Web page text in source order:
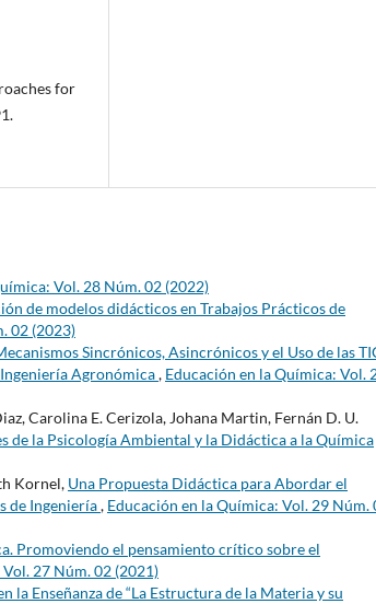
for
Vol. 28 Núm. 02 (2022)
de modelos didácticos en Trabajos Prácticos de
02 (2023)
Sincrónicos, Asincrónicos y el Uso de las
Agronómica, Educación en la Química: Vol.
Carolina E. Cerizola, Johana Martin, Fernán D. U.
de la Psicología Ambiental y la Didáctica a la Química
Kornel, Una Propuesta Didáctica para Abordar el
de Ingeniería, Educación en la Química: Vol. 29 Núm.
Promoviendo el pensamiento crítico sobre el
27 Núm. 02 (2021)
la Enseñanza de “La Estructura de la Materia y su